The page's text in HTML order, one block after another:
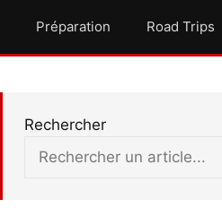
Préparation Road Trips
Rechercher